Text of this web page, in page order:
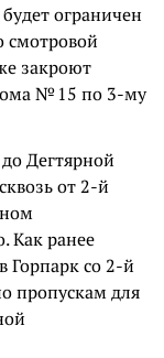
ограничен
смотровой
закроют
№ 15 по 3-му
Дегтярной
от 2-й
Как ранее
Горпарк со 2-й
пропускам для